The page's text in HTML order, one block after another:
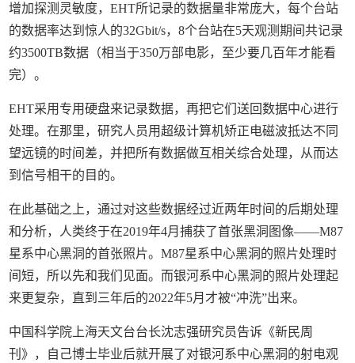
增加探测灵敏度，EHT所记录的数据量非常庞大，每个台站
的数据率达到惊人的32Gbit/s，8个台站在5天观测期间共记录
约3500TB数据（相当于350万部电影，至少要几百年才能看
完）。
EHT采用专用硬盘来记录数据，再把它们送回数据中心进行
处理。在那里，研究人员用超级计算机矫正电磁波抵达不同
望远镜的时间差，并把所有数据做互相关综合处理，从而达
到信号相干的目的。
在此基础之上，通过对这些数据经过近两年时间的后期处理
和分析，人类终于在2019年4月捕获了首张黑洞图像——M87
星系中心黑洞的首张照片。M87星系中心黑洞的照片处理时
间短，所以先和我们见面。而银河系中心黑洞的照片处理起
来更复杂，直到三年后的2022年5月才被“冲洗”出来。
中国科学院上海天文台台长沈志强研究员告诉《新民周
刊》，自己博士毕业后就开展了对银河系中心黑洞的射电观